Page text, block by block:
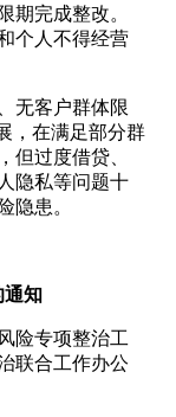
期完成整改。
个人不得经营
无客户群体限
，在满足部分群
但过度借贷、
隐私等问题十
隐患。
通知
风险专项整治工
联合工作办公